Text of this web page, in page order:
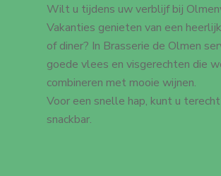
Wilt u tijdens uw verblijf bij
Vakanties genieten van een
of diner? In Brasserie de Olmen
goede vlees en visgerechten die
combineren met mooie wijnen.
Voor een snelle hap, kunt u
snackbar.